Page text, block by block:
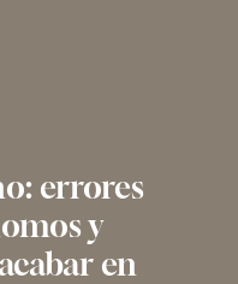
errores
y
en